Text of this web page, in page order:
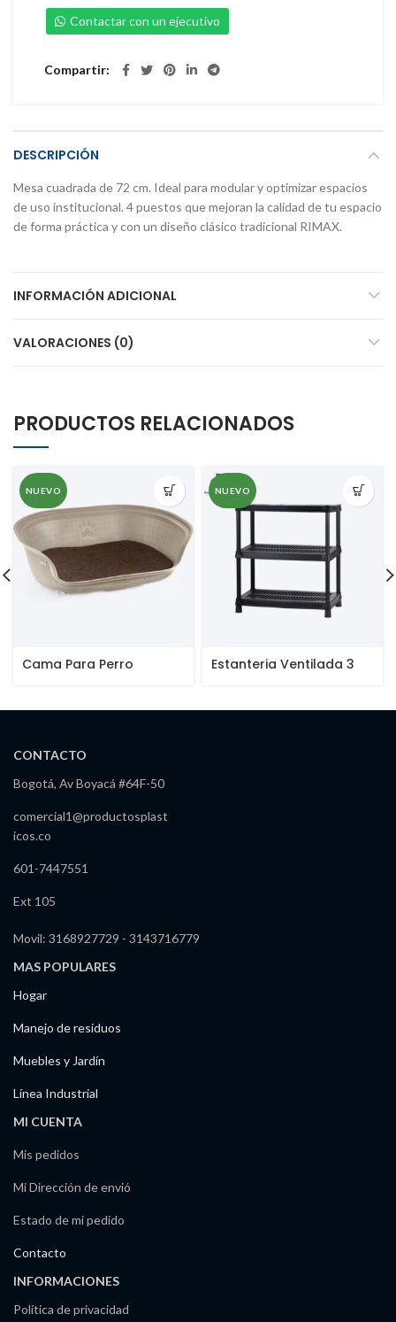
Contactar con un ejecutivo
Compartir
DESCRIPCIÓN
Mesa cuadrada de 72 cm. Ideal para modular y optimizar espacios
de uso institucional. 4 puestos que mejoran la calidad de tu espacio
de forma práctica y con un diseño clásico tradicional RIMAX.
INFORMACIÓN ADICIONAL
VALORACIONES (0)
PRODUCTOS RELACIONADOS
NUEVO
Cama Para Perro
NUEVO
Estanteria Ventilada 3
CONTACTO
Bogotá, Av Boyacá #64F-50
comercial1@productosplast
icos.co
601-7447551
Ext 105
Movil: 3168927729 - 3143716779
MAS POPULARES
Hogar
Manejo de residuos
Muebles y Jardín
Línea Industrial
MI CUENTA
Mis pedidos
Mi Dirección de envió
Estado de mi pedido
Contacto
INFORMACIONES
Política de privacidad